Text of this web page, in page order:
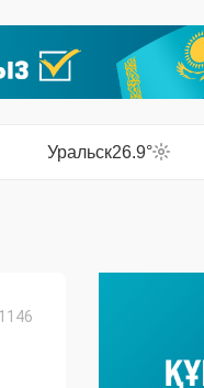
Уральск26.9°